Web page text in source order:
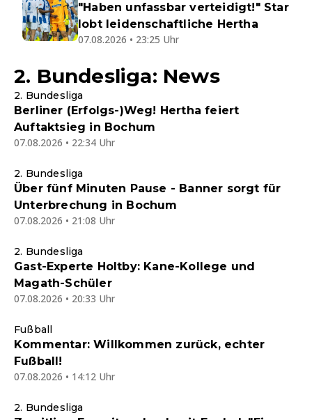
"Haben unfassbar verteidigt!" Star
lobt leidenschaftliche Hertha
07.08.2026 • 23:25 Uhr
2. Bundesliga: News
2. Bundesliga
Berliner (Erfolgs-)Weg! Hertha feiert
Auftaktsieg in Bochum
07.08.2026 • 22:34 Uhr
2. Bundesliga
Über fünf Minuten Pause - Banner sorgt für
Unterbrechung in Bochum
07.08.2026 • 21:08 Uhr
2. Bundesliga
Gast-Experte Holtby: Kane-Kollege und
Magath-Schüler
07.08.2026 • 20:33 Uhr
Fußball
Kommentar: Willkommen zurück, echter
Fußball!
07.08.2026 • 14:12 Uhr
2. Bundesliga